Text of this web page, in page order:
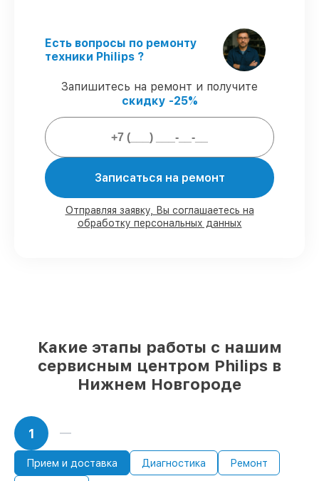
подтверждает их уровень мастерства.
Выполнение работ вовремя
–
соблюдаем сроки обслуживания
кофемашины EP4343/50 Series 4300
LatteGo, согласованные с клиентом.
Гарантийное обслуживание
предоставляем официальное
гарантийное сопровождение после
Мы гарантируем:
80%работ с возможностью наблюдения
Есть вопросы по ремонту
техники Philips ?
Запишитесь на ремонт и получите
скидку -25%
Записаться на ремонт
Отправляя заявку, Вы соглашаетесь на
обработку персональных данных
Какие этапы работы с нашим
сервисным центром Philips в
Нижнем Новгороде
1
Прием и доставка Диагностика Ремонт